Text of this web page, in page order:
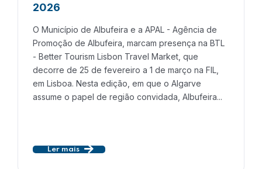
2026
O Município de Albufeira e a APAL - Agência de
Promoção de Albufeira, marcam presença na BTL
- Better Tourism Lisbon Travel Market, que
decorre de 25 de fevereiro a 1 de março na FIL,
em Lisboa. Nesta edição, em que o Algarve
assume o papel de região convidada, Albufeira...
Ler mais